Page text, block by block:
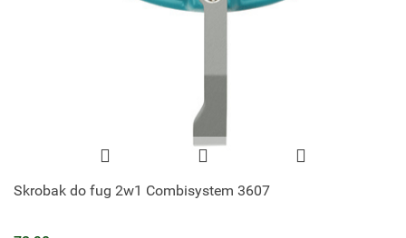
Skrobak do fug 2w1 Combisystem 3607